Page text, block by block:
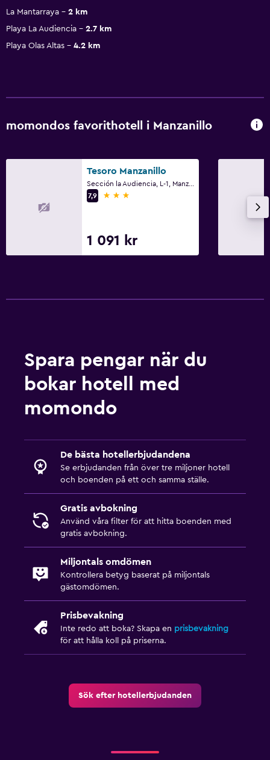
La Mantarraya
2 km
Playa La Audiencia
2.7 km
Playa Olas Altas
4.2 km
momondos favorithotell i Manzanillo
Tesoro Manzanillo
7,9
3 stjärnor
1 091 kr
Spara pengar när du
bokar hotell med
momondo
De bästa hotellerbjudandena
Se erbjudanden från över tre miljoner hotell
och boenden på ett och samma ställe.
Gratis avbokning
Använd våra filter för att hitta boenden med
gratis avbokning.
Miljontals omdömen
Kontrollera betyg baserat på miljontals
gästomdömen.
Prisbevakning
Inte redo att boka? Skapa en prisbevakning
för att hålla koll på priserna.
Sök efter hotellerbjudanden